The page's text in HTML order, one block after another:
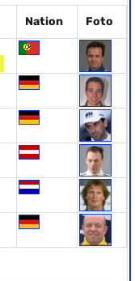
Nation
Foto